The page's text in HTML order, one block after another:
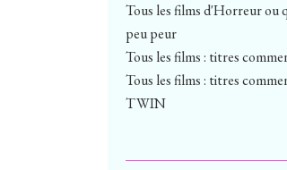
Tous les films d'Horreur ou
peu peur
Tous les films : titres
Tous les films : titres
TWIN